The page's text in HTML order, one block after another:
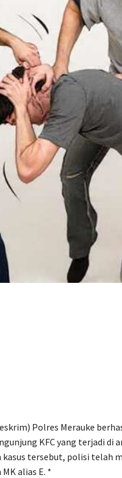
Polres Merauke
KFC yang terjadi di
kasus tersebut, polisi telah
alias E. *